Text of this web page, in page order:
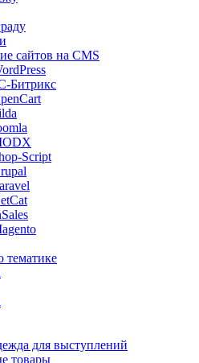
сайтов на CMS
Битрикс
Script
тематике
для выступлений
товары